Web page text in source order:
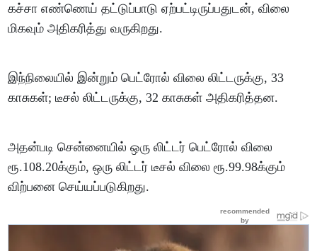
கச்சா எண்ணெய் தட்டுப்பாடு ஏற்பட்டிருப்பதுடன், விலை
மிகவும் அதிகரித்து வருகிறது.
இந்நிலையில் இன்றும் பெட்ரோல் விலை லிட்டருக்கு, 33
காசுகள்; டீசல் லிட்டருக்கு, 32 காசுகள் அதிகரித்தன.
அதன்படி சென்னையில் ஒரு லிட்டர் பெட்ரோல் விலை
ரூ.108.20க்கும், ஒரு லிட்டர் டீசல் விலை ரூ.99.98க்கும்
விற்பனை செய்யப்படுகிறது.